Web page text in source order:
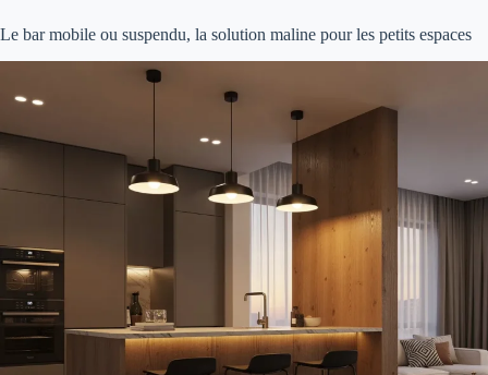
Le bar mobile ou suspendu, la solution maline pour les petits espaces